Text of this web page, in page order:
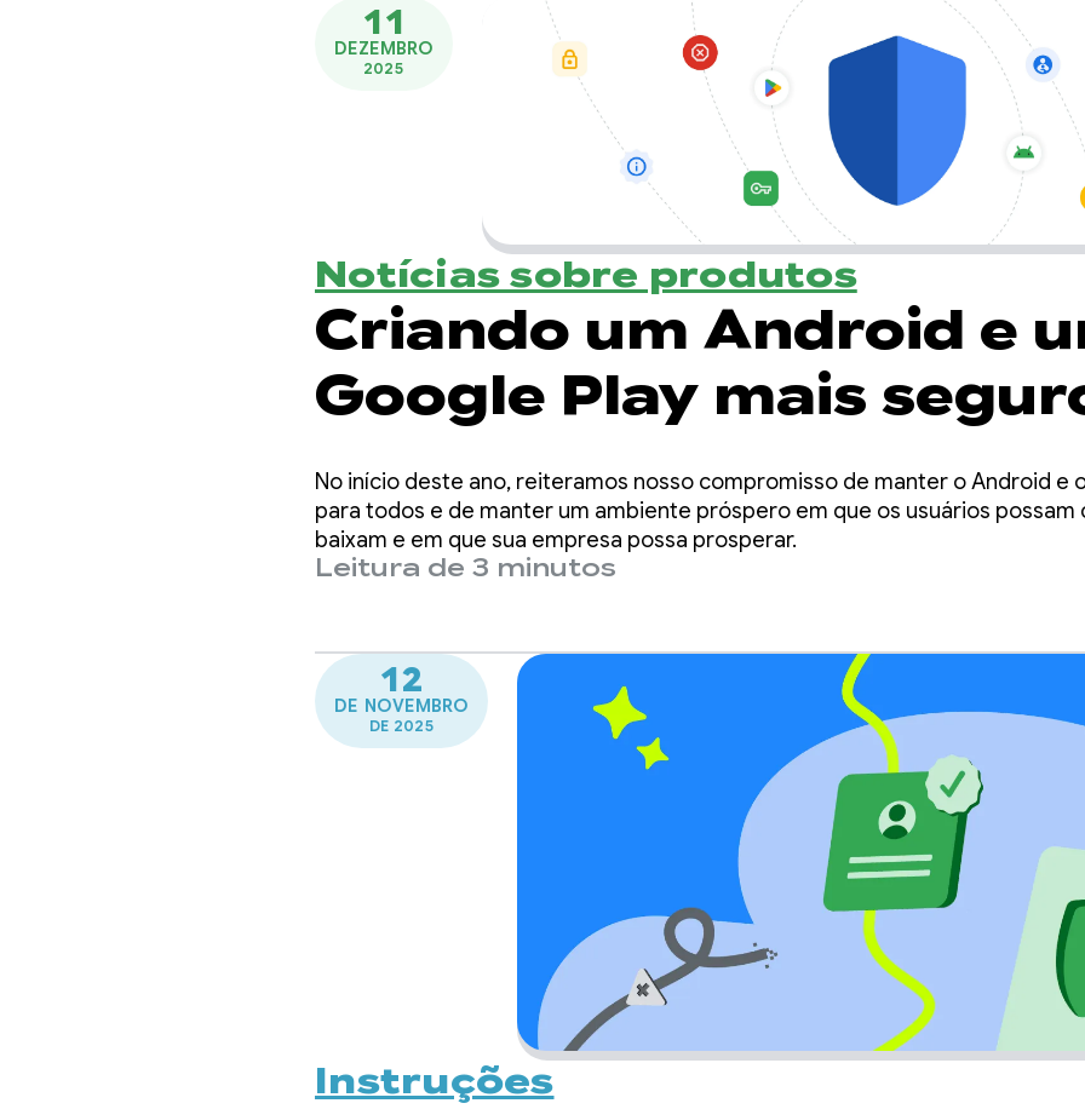
11
DEZEMBRO
2025
Notícias sobre produtos
Criando um Android e
Google Play mais
juntos
No início deste ano, reiteramos nosso compromisso de manter o Android e
para todos e de manter um ambiente próspero em que os usuários possam
baixam e em que sua empresa possa prosperar.
Leitura de 3 minutos
12
DE NOVEMBRO
DE 2025
Instruções